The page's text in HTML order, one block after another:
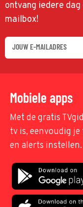
ontvang iedere
mailbox!
Mobiele apps
Met de gratis
tv is, eenvoudig
en alerts instellen.